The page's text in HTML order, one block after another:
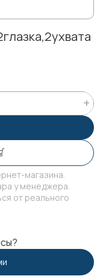
магазина.
у менеджера.
от реального